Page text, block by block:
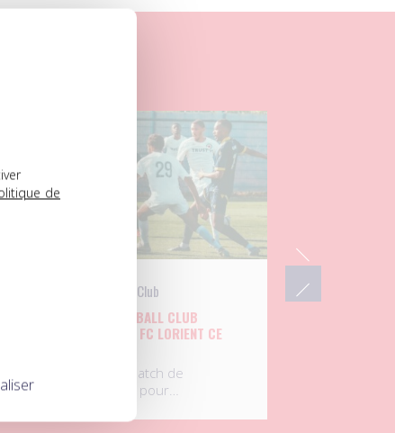
de
UNFP Football Club
L’UNFP FOOTBALL CLUB
AFFRONTE LE FC LORIENT CE
Septième match de
préparation pour…